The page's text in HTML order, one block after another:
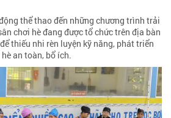
thể thao đến những chương trình trải
chơi hè đang được tổ chức trên địa bàn
thiếu nhi rèn luyện kỹ năng, phát triển
an toàn, bổ ích.